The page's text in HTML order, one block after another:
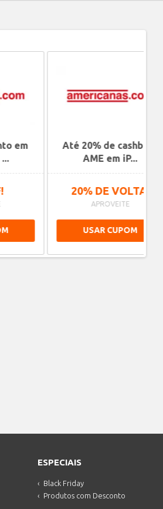
Até 20% de cashback
AME em iP...
20% DE VOLTA!
APROVEITE
USAR CUPOM
ESPECIAIS
Black Friday
Produtos com Desconto